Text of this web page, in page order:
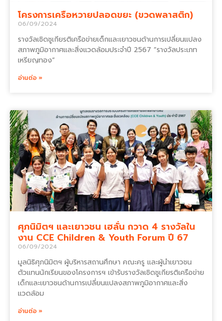
โครงการเครือหวายปลอดขยะ (ขวดพลาสติก)
06/09/2024
รางวัลเชิดชูเกียรติเครือข่ายเด็กและเยาวชนด้านการเปลี่ยนแปลง
สภาพภูมิอากาศและสิ่งแวดล้อมประจำปี 2567 “รางวัลประเภท
เหรียญทอง”
อ่านต่อ »
ศุภนิมิตฯ และเยาวชน เฮลั่น กวาด 4 รางวัลใน
งาน CCE Children & Youth Forum ปี 67
06/09/2024
มูลนิธิศุภนิมิตฯ ผู้บริหารสถานศึกษา คณะครู และผู้นำเยาวชน
ตัวแทนนักเรียนของโครงการฯ เข้ารับรางวัลเชิดชูเกียรติเครือข่าย
เด็กและเยาวชนด้านการเปลี่ยนแปลงสภาพภูมิอากาศและสิ่ง
แวดล้อม
อ่านต่อ »